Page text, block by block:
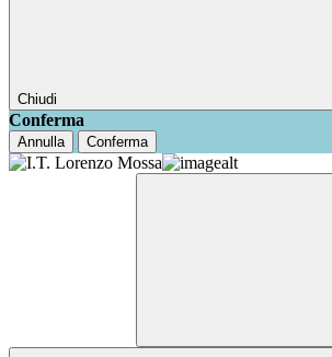
Chiudi
Conferma
Annulla Conferma